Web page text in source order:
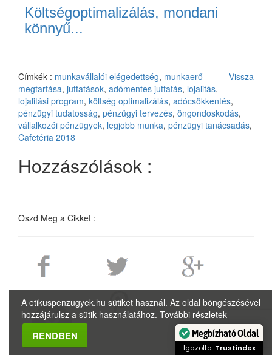
Költségoptimalizálás, mondani
könnyű...
Vissza
Címkék : munkavállalói elégedettség, munkaerő
megtartása, juttatások, adómentes juttatás, lojalitás,
lojalitási program, költség optimalizálás, adócsökkentés,
pénzügyi tudatosság, pénzügyi tervezés, öngondoskodás,
vállalkozói pénzügyek, legjobb munka, pénzügyi tanácsadás,
Cafetéria 2018
Hozzászólások :
Oszd Meg a Cikket :
A etikuspenzugyek.hu sütiket használ. Az oldal böngészésével
hozzájárulsz a sütik használatához. További részletek
RENDBEN Megbízható Oldal
Igazolta: Trustindex